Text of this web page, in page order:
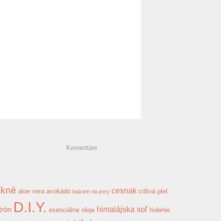
Komentáre
aloe vera avokádo balzam na pery cesnak citlivá pleť
D.I.Y. esenciálne oleje himalájska soľ holenie